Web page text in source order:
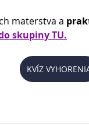
materstva a
skupiny TU.
KVÍZ